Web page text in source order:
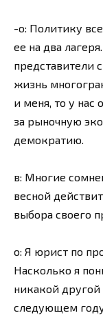
-о: Политику
ее на два
представители
жизнь
и меня, то у
за рыночную
демократию.
в: Многие
весной
выбора своего
о: Я юрист по
Насколько я
никакой
следующем году